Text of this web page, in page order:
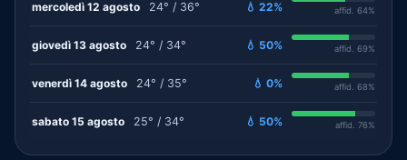
mercoledì 12 agosto 24° / 36° 💧 22% affid. 64%
giovedì 13 agosto 24° / 34° 💧 50% affid. 69%
venerdì 14 agosto 24° / 35° 💧 0% affid. 68%
sabato 15 agosto 25° / 34° 💧 50% affid. 76%